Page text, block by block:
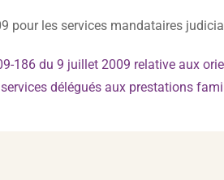
pour les services mandataires
186 du 9 juillet 2009 relative aux
délégués aux prestations